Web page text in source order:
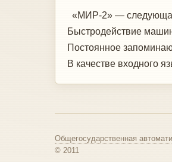
«МИР-2» — следующая
Быстродействие
Постоянное
В качестве входного
Общегосударственная
© 2011